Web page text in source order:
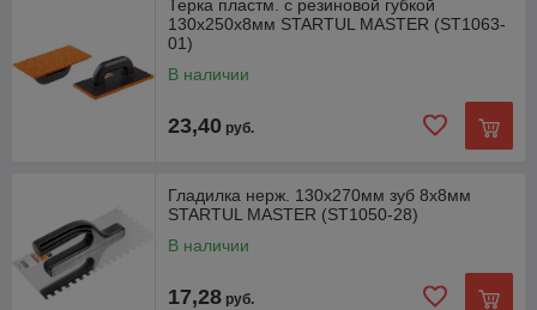
Терка пластм. с резиновой губкой
130х250х8мм STARTUL MASTER (ST1063-
01)
В наличии
23,40 руб.
Гладилка нерж. 130х270мм зуб 8х8мм
STARTUL MASTER (ST1050-28)
В наличии
17,28 руб.